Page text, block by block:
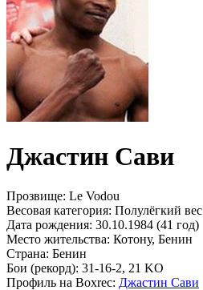
Джастин Сави
Прозвище: Le Vodou
Весовая категория: Полулёгкий вес
Дата рождения: 30.10.1984 (41 год)
Место жительства: Котону, Бенин
Страна: Бенин
Бои (рекорд): 31-16-2, 21 KO
Профиль на Boxrec: Джастин Сави